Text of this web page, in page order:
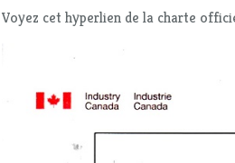
Voyez cet hyperlien de la charte